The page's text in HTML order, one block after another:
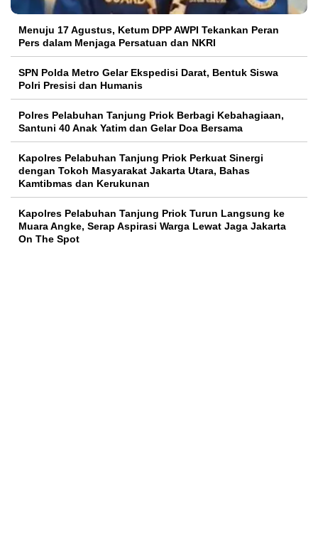
Menuju 17 Agustus, Ketum DPP AWPI Tekankan Peran
Pers dalam Menjaga Persatuan dan NKRI
SPN Polda Metro Gelar Ekspedisi Darat, Bentuk Siswa
Polri Presisi dan Humanis
Polres Pelabuhan Tanjung Priok Berbagi Kebahagiaan,
Santuni 40 Anak Yatim dan Gelar Doa Bersama
Kapolres Pelabuhan Tanjung Priok Perkuat Sinergi
dengan Tokoh Masyarakat Jakarta Utara, Bahas
Kamtibmas dan Kerukunan
Kapolres Pelabuhan Tanjung Priok Turun Langsung ke
Muara Angke, Serap Aspirasi Warga Lewat Jaga Jakarta
On The Spot